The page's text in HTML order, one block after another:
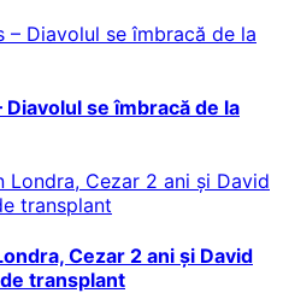
Diavolul se îmbracă de la
Cezar 2 ani și David
transplant